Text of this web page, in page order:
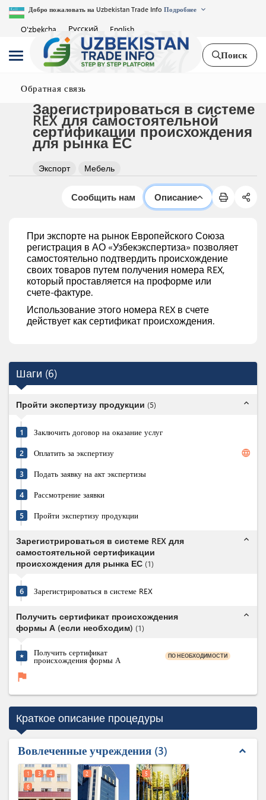
Добро пожаловать на Uzbekistan Trade Info Подробнее
O'zbekcha Русский English
Поиск
Обратная связь
Зарегистрироваться в системе
REX для самостоятельной
сертификации происхождения
для рынка ЕС
Экспорт Мебель
Сообщить нам Описание
При экспорте на рынок Европейского Союза
регистрация в АО «Узбекэкспертиза» позволяет
самостоятельно подтвердить происхождение
своих товаров путем получения номера REX,
который проставляется на проформе или
счете-фактуре.
Использование этого номера REX в счете
действует как сертификат происхождения.
Шаги (6)
Пройти экспертизу продукции (5) expand_less
1 Заключить договор на оказание услуг
2 Оплатить за экспертизу language
3 Подать заявку на акт экспертизы
4 Рассмотрение заявки
5 Пройти экспертизу продукции
Зарегистрироваться в системе REX для
самостоятельной сертификации
происхождения для рынка ЕС (1)
expand_less
6 Зарегистрироваться в системе REX
Получить сертификат происхождения
формы А (если необходим) (1)
expand_less
★ Получить сертификат
происхождения формы А ПО НЕОБХОДИМОСТИ
flag
Краткое описание процедуры
Вовлеченные учреждения 3 expand_less
1 3
4
6
2 5